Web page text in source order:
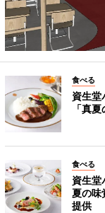
食べる
資生堂
「真
食べる
資生堂
夏の味
提供